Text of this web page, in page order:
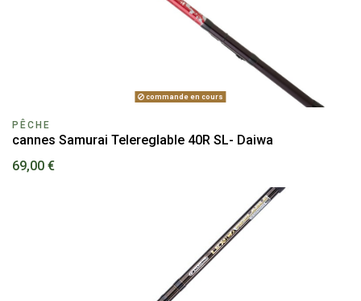
commande en cours
PÊCHE
cannes Samurai Telereglable 40R SL- Daiwa
69,00 €